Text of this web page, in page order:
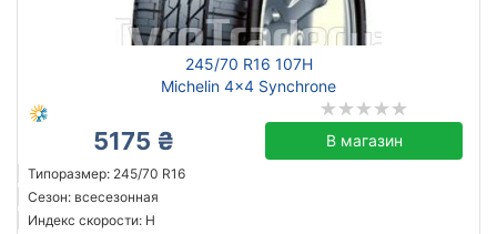
245/70 R16 107H
Michelin 4x4 Synchrone
5175 ₴ В магазин
Типоразмер: 245/70 R16
Сезон: всесезонная
Индекс скорости: H
Подобрать